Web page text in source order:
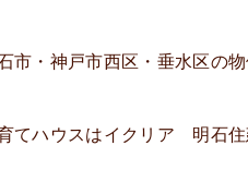
市・神戸市西区・垂水区の
てハウスはイクリア 明石住